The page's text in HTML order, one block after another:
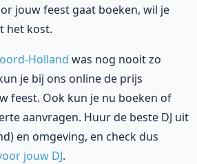
jouw feest gaat boeken, wil je
het kost.
Holland was nog nooit zo
je bij ons online de prijs
feest. Ook kun je nu boeken of
aanvragen. Huur de beste DJ uit
en omgeving, en check dus
jouw DJ.